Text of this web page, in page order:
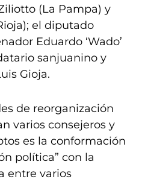
(La Pampa) y
el diputado
Eduardo ‘Wado’
sanjuanino y
Gioja.
de reorganización
varios consejeros y
es la conformación
política” con la
entre varios